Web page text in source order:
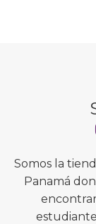
Somos la
Panamá